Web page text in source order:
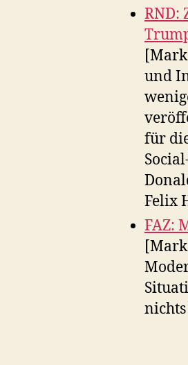
RND:
und
für
Felix
FAZ:
nichts